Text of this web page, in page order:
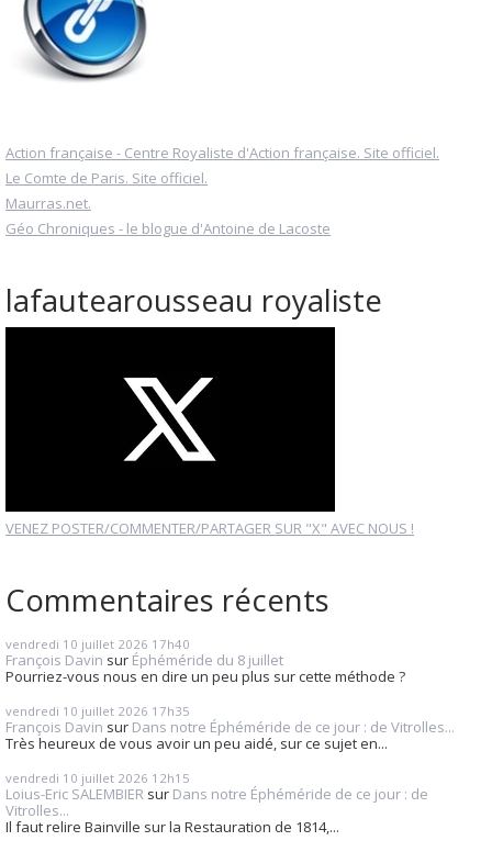
Action française - Centre Royaliste d'Action française. Site officiel.
Le Comte de Paris. Site officiel.
Maurras.net.
Géo Chroniques - le blogue d'Antoine de Lacoste
lafautearousseau royaliste
VENEZ POSTER/COMMENTER/PARTAGER SUR "X" AVEC NOUS !
Commentaires récents
vendredi 10 juillet 2026 17h40
François Davin sur Éphéméride du 8 juillet
Pourriez-vous nous en dire un peu plus sur cette méthode ?
vendredi 10 juillet 2026 17h35
François Davin sur Dans notre Éphéméride de ce jour : de Vitrolles...
Très heureux de vous avoir un peu aidé, sur ce sujet en...
vendredi 10 juillet 2026 12h15
Loius-Eric SALEMBIER sur Dans notre Éphéméride de ce jour : de
Vitrolles...
Il faut relire Bainville sur la Restauration de 1814,...